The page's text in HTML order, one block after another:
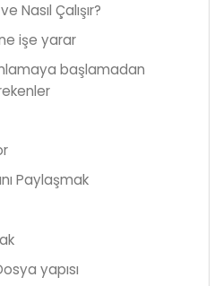
Nasıl Çalışır?
işe yarar
başlamadan
Paylaşmak
yapısı